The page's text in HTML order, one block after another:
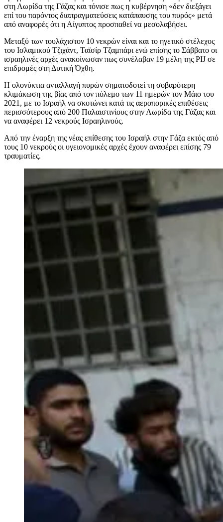
στη Λωρίδα της Γάζας και τόνισε πως η κυβέρνηση «δεν διεξάγει
επί του παρόντος διαπραγματεύσεις κατάπαυσης του πυρός» μετά
από αναφορές ότι η Αίγυπτος προσπαθεί να μεσολαβήσει.
Μεταξύ των τουλάχιστον 10 νεκρών είναι και το ηγετικό στέλεχος
του Ισλαμικού Τζιχάντ, Ταϊσίρ Τζαμπάρι ενώ επίσης το Σάββατο οι
ισραηλινές αρχές ανακοίνωσαν πως συνέλαβαν 19 μέλη της PIJ σε
επιδρομές στη Δυτική Όχθη.
Η ολονύκτια ανταλλαγή πυρών σηματοδοτεί τη σοβαρότερη
κλιμάκωση της βίας από τον πόλεμο των 11 ημερών τον Μάιο του
2021, με το Ισραήλ να σκοτώνει κατά τις αεροπορικές επιθέσεις
περισσότερους από 200 Παλαιστινίους στην Λωρίδα της Γάζας και
να αναφέρει 12 νεκρούς Ισραηλινούς.
Από την έναρξη της νέας επίθεσης του Ισραήλ στην Γάζα εκτός από
τους 10 νεκρούς οι υγειονομικές αρχές έχουν αναφέρει επίσης 79
τραυματίες.